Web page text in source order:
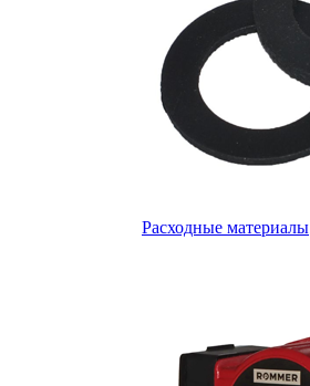
Расходные материалы